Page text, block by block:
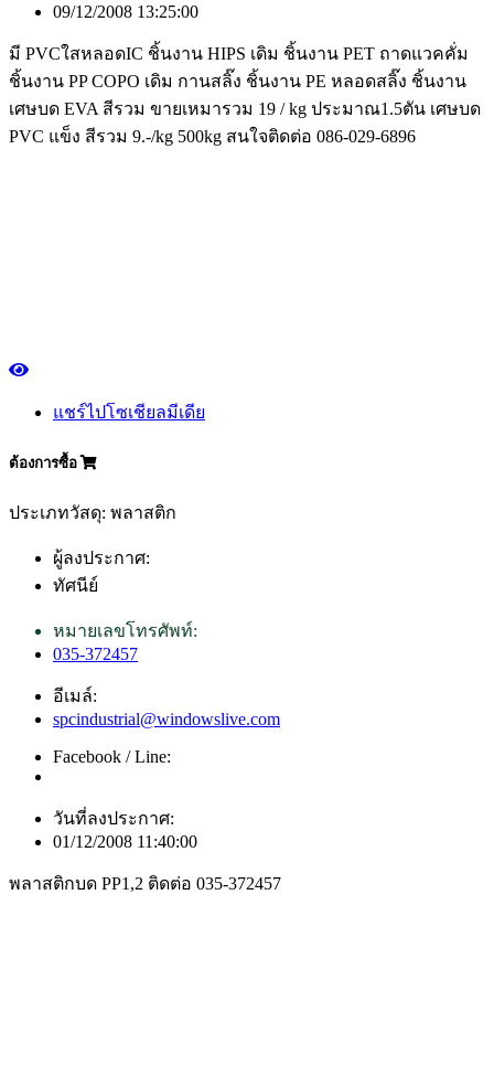
09/12/2008 13:25:00
มี PVCใสหลอดIC ชิ้นงาน HIPS เดิม ชิ้นงาน PET ถาดแวคคั่ม
ชิ้นงาน PP COPO เดิม กานสลิ๊ง ชิ้นงาน PE หลอดสลิ๊ง ชิ้นงาน
เศษบด EVA สีรวม ขายเหมารวม 19 / kg ประมาณ1.5ตัน เศษบด
PVC แข็ง สีรวม 9.-/kg 500kg สนใจติดต่อ 086-029-6896
แชร์ไปโซเชียลมีเดีย
ต้องการซื้อ
ประเภทวัสดุ: พลาสติก
ผู้ลงประกาศ:
ทัศนีย์
หมายเลขโทรศัพท์:
035-372457
อีเมล์:
spcindustrial@windowslive.com
Facebook / Line:
วันที่ลงประกาศ:
01/12/2008 11:40:00
พลาสติกบด PP1,2 ติดต่อ 035-372457